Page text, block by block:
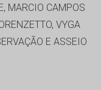
MARCIO CAMPOS
VYGA
E ASSEIO